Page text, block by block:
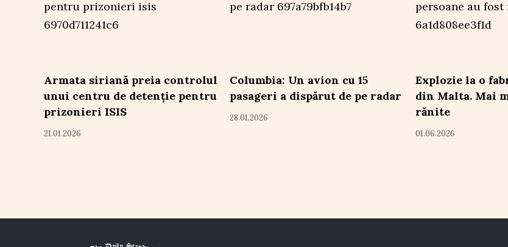
Armata siriană preia controlul
unui centru de detenție pentru
prizonieri ISIS
21.01.2026
Columbia: Un avion cu 15
pasageri a dispărut de pe radar
28.01.2026
Explozie la o
din Malta. Mai
rănite
01.06.2026